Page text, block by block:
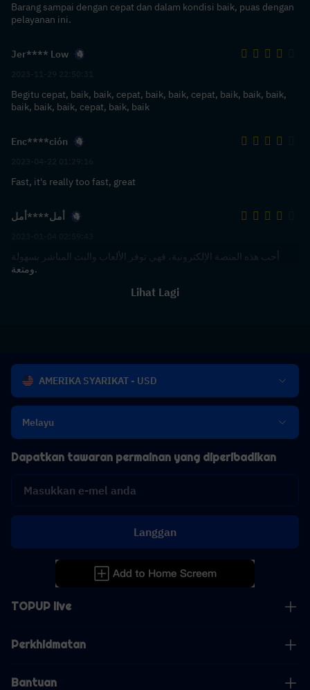
Barang sampai dengan cepat dan dalam kondisi baik, puas dengan
pelayanan ini.
Jer**** Low
Begitu cepat, baik, baik, cepat, baik, baik, cepat, baik, baik, baik,
baik, baik, baik, cepat, baik, baik
Enc****ción
Fast, it's really too fast, great
أمل****أمل
أحب هذه المنصة الإلكترونية، فهي توفر الألعاب والبث المباشر بسهولة
ومتعة.
Lihat Lagi
AMERIKA SYARIKAT - USD
Melayu
TOPUP live
Perkhidmatan
Bantuan
Dapatkan tawaran permainan yang diperibadikan
Langgan